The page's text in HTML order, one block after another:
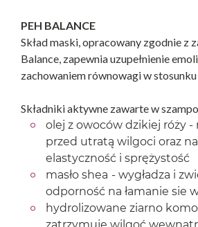
PEH BALANCE
Skład maski, opracowany zgodnie z
Balance, zapewnia uzupełnienie
zachowaniem równowagi w
Składniki aktywne zawarte w
olej z owoców dzikiej róży -
przed utratą wilgoci oraz
elastyczność i sprężystość
masło shea - wygładza i
odporność na łamanie sie
hydrolizowane ziarno